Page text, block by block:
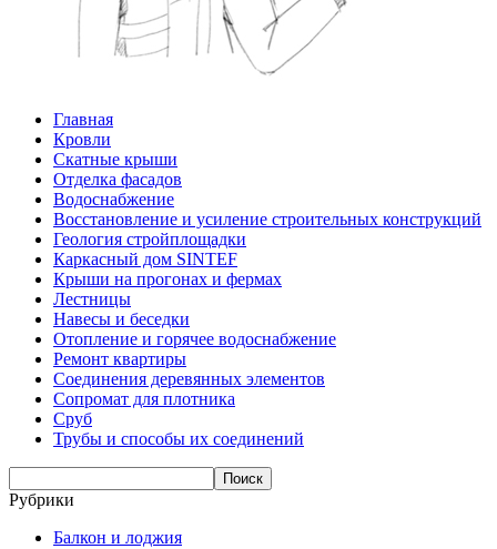
Главная
Кровли
Скатные крыши
Отделка фасадов
Водоснабжение
Восстановление и усиление строительных конструкций
Геология стройплощадки
Каркасный дом SINTEF
Крыши на прогонах и фермах
Лестницы
Навесы и беседки
Отопление и горячее водоснабжение
Ремонт квартиры
Соединения деревянных элементов
Сопромат для плотника
Сруб
Трубы и способы их соединений
Рубрики
Балкон и лоджия